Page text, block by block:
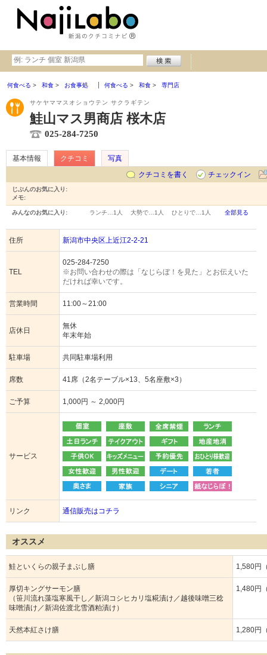
何食べる 和食 お食事処 何食べる 和食 専門店
サケヤママスオショウテン サクラギテン
鮭山マス男商店 桜木店
025-284-7250
基本情報 クチコミ
写真
クチコミを書く
チェックイン
じぶんのお気に入り:
メモ:
みんなのお気に入り: ランチ… 1人 大勢で… 1人 ひとりで… 1人 全部見る
住所 新潟市中央区上近江2-2-21
TEL
025-284-7250
※お問い合わせの際は「なじらぼ！を見た」とお伝えいた
だければ幸いです。
営業時間 11:00～21:00
店休日
無休
年末年始
駐車場 共同駐車場利用
席数 41席（2名テーブル×13、5名座敷×3）
ご予算 1,000円 ～ 2,000円
サービス
リンク 通信販売はコチラ
オススメ
鮭といくらの親子まぶし膳 1,580円
厚切キングサーモン膳
（笹川流れ藻塩寒風干し／新潟コシヒカリ塩糀漬け／越後味噌三稔
味噌漬け／新潟佐渡北雪酒粕漬け）
1,480円
天然本紅さけ膳 1,280円